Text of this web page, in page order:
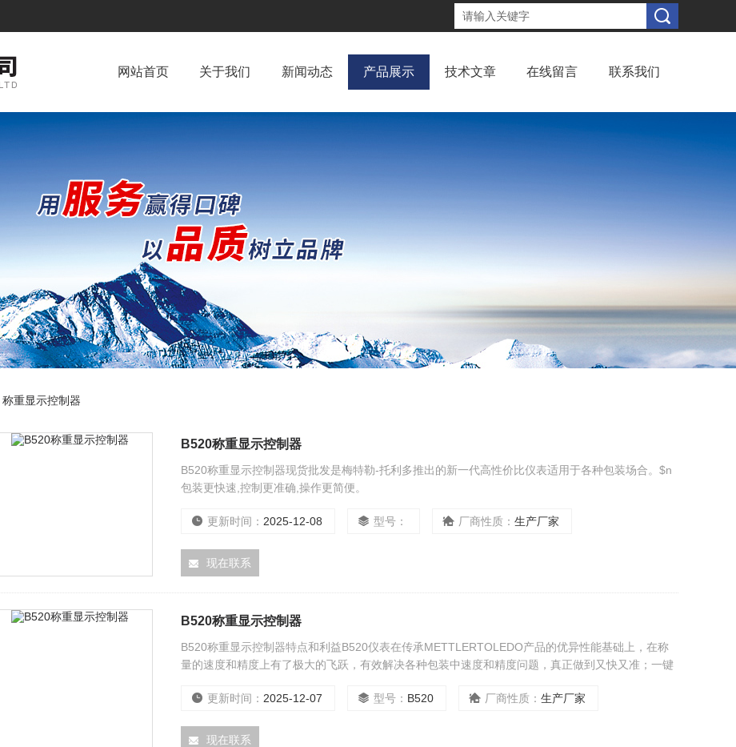
网站首页 关于我们 新闻动态 产品展示 技术文章 在线留言 联系我们
称重显示控制器
B520称重显示控制器
B520称重显示控制器现货批发是梅特勒-托利多推出的新一代高性价比仪表适用于各种包装场合。$n
包装更快速,控制更准确,操作更简便。
更新时间： 2025-12-08 型号： 厂商性质： 生产厂家
现在联系
B520称重显示控制器
B520称重显示控制器特点和利益B520仪表在传承METTLERTOLEDO产品的优异性能基础上，在称
量的速度和精度上有了极大的飞跃，有效解决各种包装中速度和精度问题，真正做到又快又准；一键
工具，I/O测试板和模拟器方便流程测试和现场调试（选配件）
更新时间： 2025-12-07 型号： B520 厂商性质： 生产厂家
现在联系